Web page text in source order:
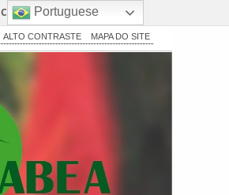
Canais
ALTO CONTRASTE MAPA DO SITE
Portuguese